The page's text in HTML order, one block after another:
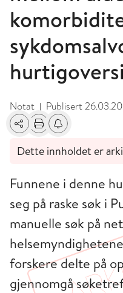
Notat | Publisert
Del Skriv utFå varsel om
Dette innholdet er
Funnene i denne
seg på raske søk i
manuelle søk på
forskere delte på
gjennomgå